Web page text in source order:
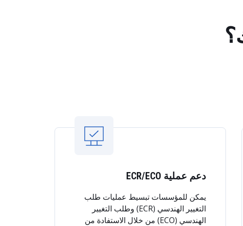
دعم عملية ECR/ECO
يمكن للمؤسسات تبسيط عمليات طلب
التغيير الهندسي (ECR) وطلب التغيير
الهندسي (ECO) من خلال الاستفادة من